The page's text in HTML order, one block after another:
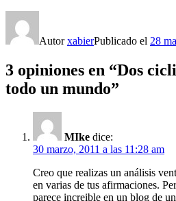
AutorxabierPublicado el 28
3 opiniones en “Dos
todo un mundo”
MIke dice:
30 marzo, 2011 a las 11:28 am
Creo que realizas un análisis
en varias de tus afirmaciones.
parece increible en un blog de